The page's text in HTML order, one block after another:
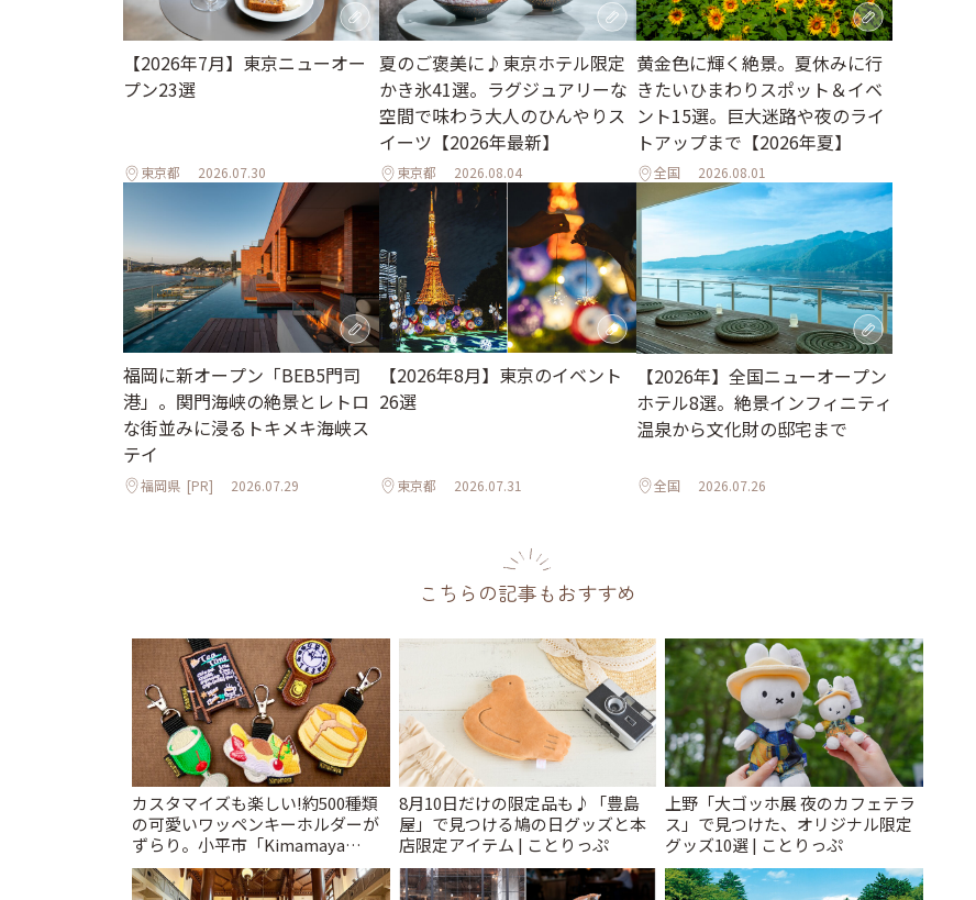
【2026年7月】東京ニューオー
プン23選
東京都 2026.07.30
夏のご褒美に♪東京ホテル限定
かき氷41選。ラグジュアリーな
空間で味わう大人のひんやりス
イーツ【2026年最新】
東京都 2026.08.04
黄金色に輝く絶景。夏休みに行
きたいひまわりスポット＆イベ
ント15選。巨大迷路や夜のライ
トアップまで【2026年夏】
全国 2026.08.01
福岡に新オープン「BEB5門司
港」。関門海峡の絶景とレトロ
な街並みに浸るトキメキ海峡ス
テイ
福岡県 [PR] 2026.07.29
【2026年8月】東京のイベント
26選
東京都 2026.07.31
【2026年】全国ニューオープン
ホテル8選。絶景インフィニティ
温泉から文化財の邸宅まで
全国 2026.07.26
こちらの記事もおすすめ
カスタマイズも楽しい!約500種類
の可愛いワッペンキーホルダーが
ずらり。小平市「Kimamaya
T&K」 | ことりっぷ
8月10日だけの限定品も♪「豊島
屋」で見つける鳩の日グッズと本
店限定アイテム | ことりっぷ
上野「大ゴッホ展 夜のカフェテラ
ス」で見つけた、オリジナル限定
グッズ10選 | ことりっぷ